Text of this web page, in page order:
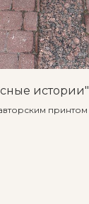
истории"
принтом